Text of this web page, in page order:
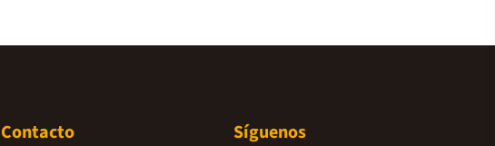
Contacto Síguenos